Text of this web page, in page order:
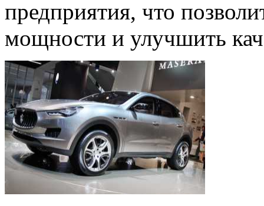
предприятия, что
мощности и улучшить